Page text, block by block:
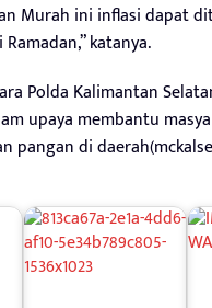
Murah ini inflasi dapat
katanya.
Polda Kalimantan
upaya membantu
pangan di